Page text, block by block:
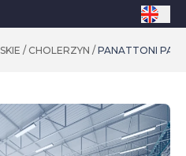
/ CHOLERZYN / PANATTONI